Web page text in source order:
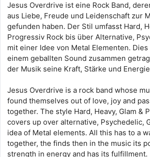
Jesus Overdrive ist eine Rock Band,
aus Liebe, Freude und Leidenschaft zur
gefunden haben. Der Stil umfasst Hard,
Progressiv Rock bis über Alternative,
mit einer Idee von Metal Elementen.
einem geballten Sound zusammen
der Musik seine Kraft, Stärke und
Jesus Overdrive is a rock band whose
found themselves out of love, joy and
together. The style Hard, Heavy, Glam &
covers up over alternative, Psychedelic,
idea of Metal elements. All this has to a
together, the finds then in the music its
strength in energy and has its fulfillment.